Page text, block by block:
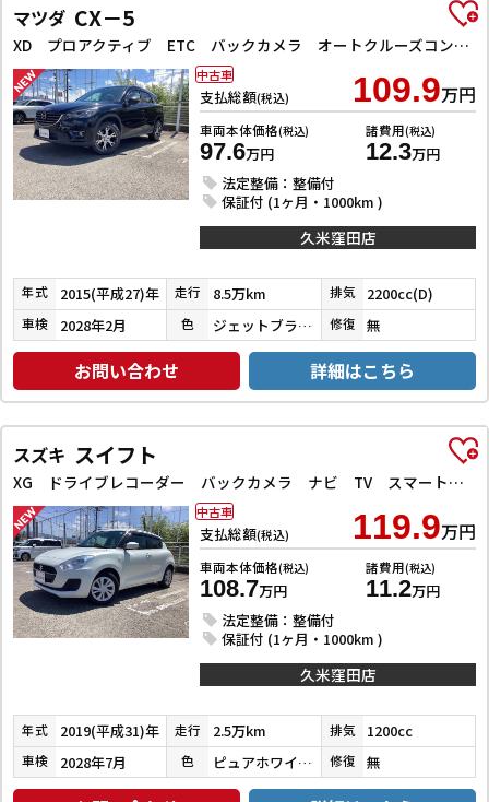
マツダ CX－5
XD プロアクティブ ETC バックカメラ オートクルーズコントロール レーンアシスト 衝突被害軽減システム ナビ オートライト LEDヘッドランプ アルミホイール スマートキー アイドリングストップ 電動格納ミラー AT
支払総額(税込) 109.9万円
車両本体価格(税込)
97.6万円
諸費用(税込)
12.3万円
法定整備：整備付
保証付 (1ヶ月・1000km )
中古車
久米窪田店
年式 2015(平成27)年 走行 8.5万km 排気 2200cc(D)
車検 2028年2月 色 ジェットブラックマイカ 修復 無
お問い合わせ 詳細はこちら
スズキ スイフト
XG ドライブレコーダー バックカメラ ナビ TV スマートキー 電動格納ミラー シートヒーター CVT 盗難防止システム 衝突安全ボディ ABS ESC CD Bluetooth エアコン
支払総額(税込) 119.9万円
車両本体価格(税込)
108.7万円
諸費用(税込)
11.2万円
法定整備：整備付
保証付 (1ヶ月・1000km )
中古車
久米窪田店
年式 2019(平成31)年 走行 2.5万km 排気 1200cc
車検 2028年7月 色 ピュアホワイトパール 修復 無